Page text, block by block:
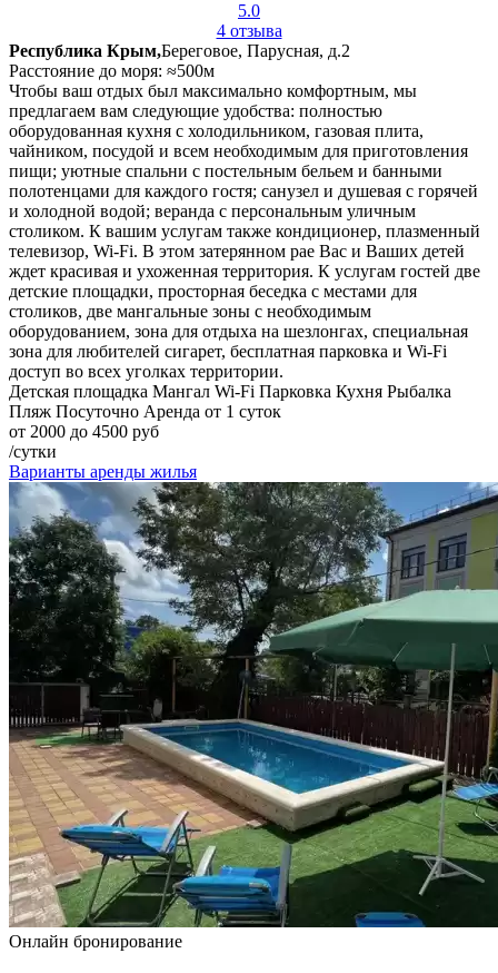
5.0
4 отзыва
Республика Крым,Береговое, Парусная, д.2
Расстояние до моря: ≈500м
Чтобы ваш отдых был максимально комфортным, мы
предлагаем вам следующие удобства: полностью
оборудованная кухня с холодильником, газовая плита,
чайником, посудой и всем необходимым для приготовления
пищи; уютные спальни с постельным бельем и банными
полотенцами для каждого гостя; санузел и душевая с горячей
и холодной водой; веранда с персональным уличным
столиком. К вашим услугам также кондиционер, плазменный
телевизор, Wi-Fi. В этом затерянном рае Вас и Ваших детей
ждет красивая и ухоженная территория. К услугам гостей две
детские площадки, просторная беседка с местами для
столиков, две мангальные зоны с необходимым
оборудованием, зона для отдыха на шезлонгах, специальная
зона для любителей сигарет, бесплатная парковка и Wi-Fi
доступ во всех уголках территории.
Детская площадка Мангал Wi-Fi Парковка Кухня Рыбалка
Пляж Посуточно Аренда от 1 суток
от 2000 до 4500 руб
/сутки
Варианты аренды жилья
Онлайн бронирование